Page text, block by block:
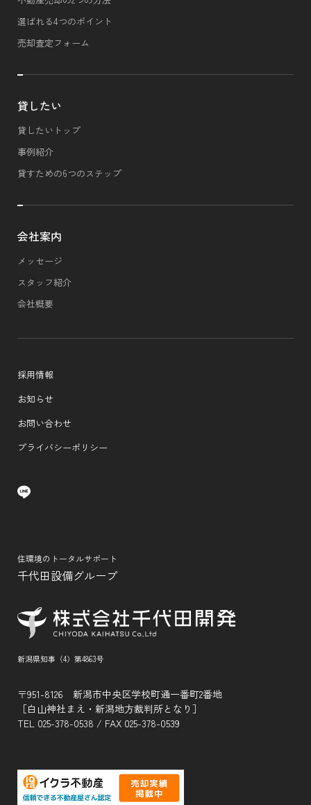
選ばれる4つのポイント
売却査定フォーム
貸したい
貸したいトップ
事例紹介
貸すための6つのステップ
会社案内
メッセージ
スタッフ紹介
会社概要
採用情報
お知らせ
お問い合わせ
プライバシーポリシー
住環境のトータルサポート
千代田設備グループ
新潟県知事（4）第4863号
〒951-8126 新潟市中央区学校町通一番町2番地
［白山神社まえ・新潟地方裁判所となり］
TEL 025-378-0538 / FAX 025-378-0539